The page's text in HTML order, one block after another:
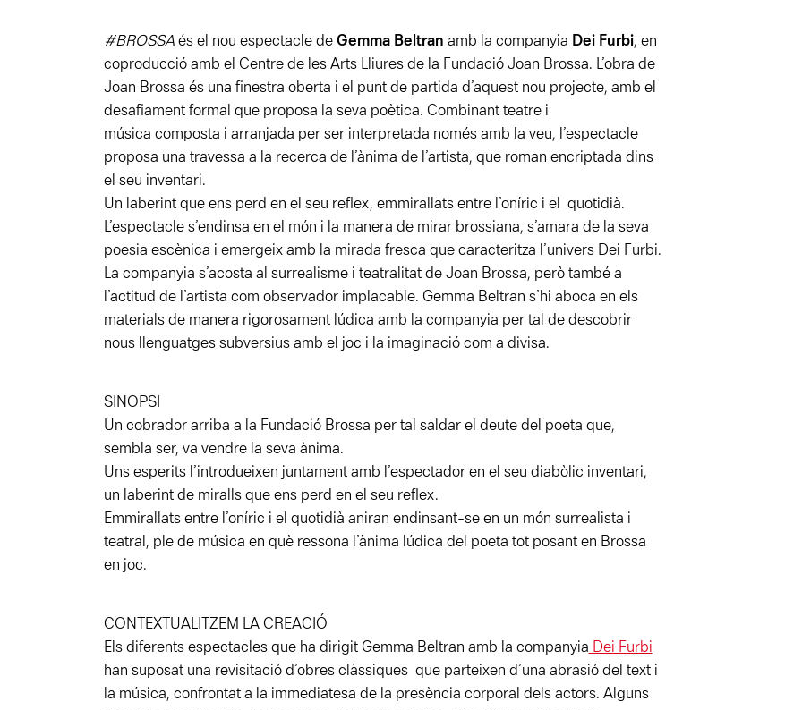
#BROSSAés el nou espectacle de Gemma Beltran amb la companyia Dei Furbi, en
coproducció amb el Centre de les Arts Lliures de la Fundació Joan Brossa. L’obra de
Joan Brossa és una finestra oberta i el punt de partida d’aquest nou projecte, amb el
desafiament formal que proposa la seva poètica. Combinant teatre i
música composta i arranjada per ser interpretada només amb la veu, l’espectacle
proposa una travessa a la recerca de l’ànima de l’artista, que roman encriptada dins
el seu inventari.
Un laberint que ens perd en el seu reflex, emmirallats entre l’oníric i el quotidià.
L’espectacle s’endinsa en el món i la manera de mirar brossiana, s’amara de la seva
poesia escènica i emergeix amb la mirada fresca que caracteritza l’univers Dei Furbi.
La companyia s’acosta al surrealisme i teatralitat de Joan Brossa, però també a
l’actitud de l’artista com observador implacable. Gemma Beltran s’hi aboca en els
materials de manera rigorosament lúdica amb la companyia per tal de descobrir
nous llenguatges subversius amb el joc i la imaginació com a divisa.
SINOPSI
Un cobrador arriba a la Fundació Brossa per tal saldar el deute del poeta que,
sembla ser, va vendre la seva ànima.
Uns esperits l’introdueixen juntament amb l’espectador en el seu diabòlic inventari,
un laberint de miralls que ens perd en el seu reflex.
Emmirallats entre l’oníric i el quotidià aniran endinsant-se en un món surrealista i
teatral, ple de música en què ressona l’ànima lúdica del poeta tot posant en Brossa
en joc.
CONTEXTUALITZEM LA CREACIÓ
Els diferents espectacles que ha dirigit Gemma Beltran amb la companyia Dei Furbi
han suposat una revisitació d’obres clàssiques que parteixen d’una abrasió del text i
la música, confrontat a la immediatesa de la presència corporal dels actors. Alguns